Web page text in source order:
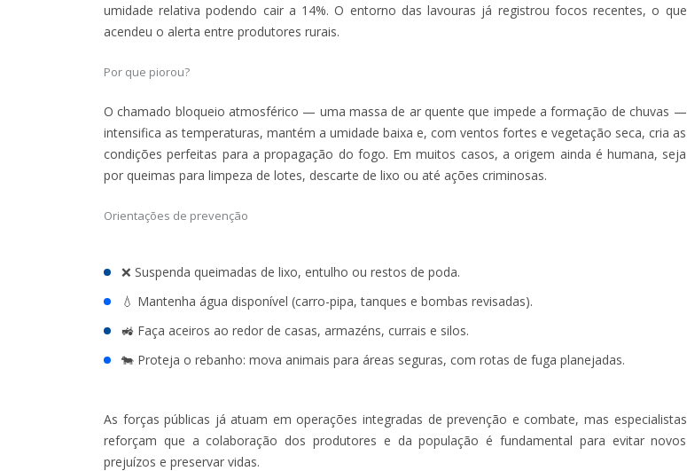
umidade relativa podendo cair a 14%. O entorno das lavouras já registrou focos recentes, o que
acendeu o alerta entre produtores rurais.
Por que piorou?
O chamado bloqueio atmosférico — uma massa de ar quente que impede a formação de chuvas —
intensifica as temperaturas, mantém a umidade baixa e, com ventos fortes e vegetação seca, cria as
condições perfeitas para a propagação do fogo. Em muitos casos, a origem ainda é humana, seja
por queimas para limpeza de lotes, descarte de lixo ou até ações criminosas.
Orientações de prevenção
❌ Suspenda queimadas de lixo, entulho ou restos de poda.
💧 Mantenha água disponível (carro-pipa, tanques e bombas revisadas).
🚜 Faça aceiros ao redor de casas, armazéns, currais e silos.
🐄 Proteja o rebanho: mova animais para áreas seguras, com rotas de fuga planejadas.
As forças públicas já atuam em operações integradas de prevenção e combate, mas especialistas
reforçam que a colaboração dos produtores e da população é fundamental para evitar novos
prejuízos e preservar vidas.